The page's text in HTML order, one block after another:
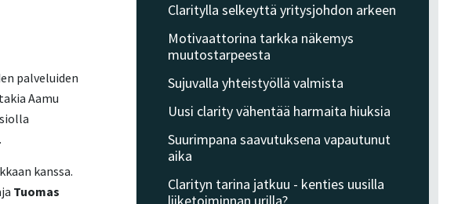
palveluiden
Aamu
kanssa.
Tuomas
Claritylla selkeyttä yritysjohdon arkeen
Motivaattorina tarkka näkemys
muutostarpeesta
Sujuvalla yhteistyöllä valmista
Uusi clarity vähentää harmaita hiuksia
Suurimpana saavutuksena vapautunut
aika
Clarityn tarina jatkuu - kenties uusilla